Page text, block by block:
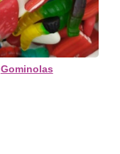
Gominolas